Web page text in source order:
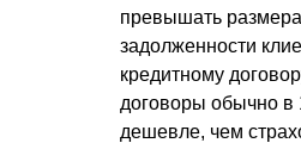
превышать размера
задолженности
кредитному
договоры обычно в
дешевле, чем